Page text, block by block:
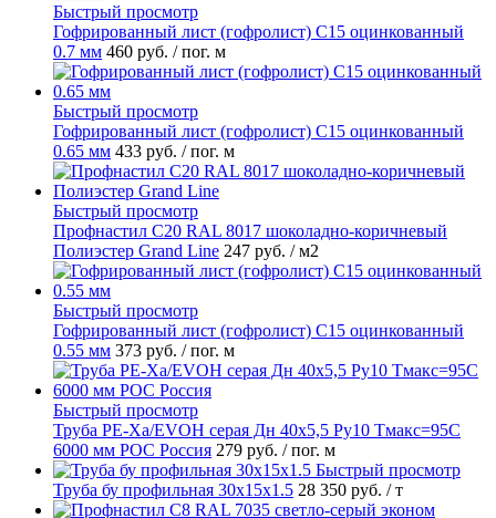
Быстрый просмотр
Гофрированный лист (гофролист) С15 оцинкованный
0.7 мм 460 руб. / пог. м
Быстрый просмотр
Гофрированный лист (гофролист) С15 оцинкованный
0.65 мм 433 руб. / пог. м
Быстрый просмотр
Профнастил С20 RAL 8017 шоколадно-коричневый
Полиэстер Grand Line 247 руб. / м2
Быстрый просмотр
Гофрированный лист (гофролист) С15 оцинкованный
0.55 мм 373 руб. / пог. м
Быстрый просмотр
Труба PE-Xa/EVOH серая Дн 40х5,5 Ру10 Тмакс=95C
6000 мм РОС Россия 279 руб. / пог. м
Быстрый просмотр
Труба бу профильная 30х15х1.5 28 350 руб. / т